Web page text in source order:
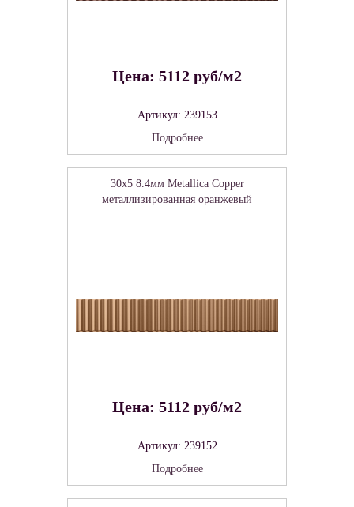
Цена: 5112 руб/м2
Артикул: 239153
Подробнее
30x5 8.4мм Metallica Copper
металлизированная оранжевый
Цена: 5112 руб/м2
Артикул: 239152
Подробнее